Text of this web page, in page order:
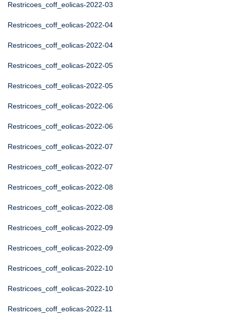
Restricoes_coff_eolicas-2022-03
Restricoes_coff_eolicas-2022-04
Restricoes_coff_eolicas-2022-04
Restricoes_coff_eolicas-2022-05
Restricoes_coff_eolicas-2022-05
Restricoes_coff_eolicas-2022-06
Restricoes_coff_eolicas-2022-06
Restricoes_coff_eolicas-2022-07
Restricoes_coff_eolicas-2022-07
Restricoes_coff_eolicas-2022-08
Restricoes_coff_eolicas-2022-08
Restricoes_coff_eolicas-2022-09
Restricoes_coff_eolicas-2022-09
Restricoes_coff_eolicas-2022-10
Restricoes_coff_eolicas-2022-10
Restricoes_coff_eolicas-2022-11